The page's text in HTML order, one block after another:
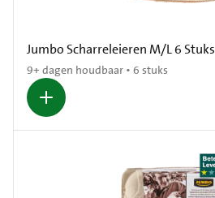
Jumbo Scharreleieren M/L 6 Stuks
9+ dagen houdbaar • 6 stuks